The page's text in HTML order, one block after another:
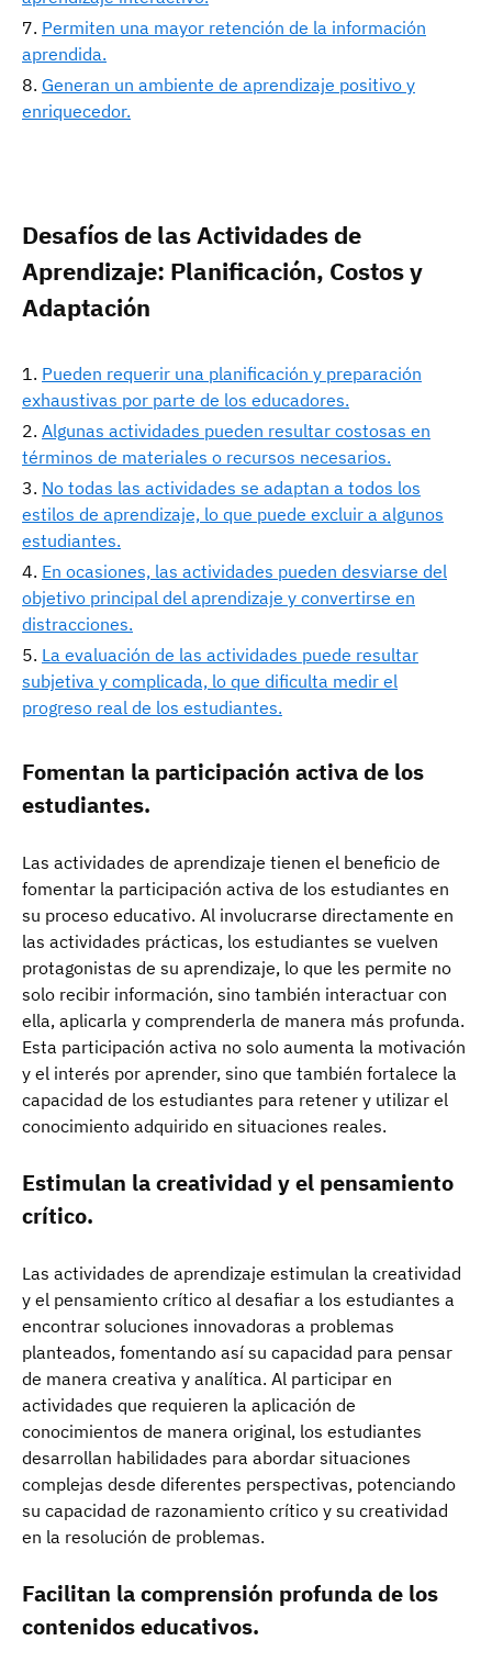
Permiten una mayor retención de la información
aprendida.
Generan un ambiente de aprendizaje positivo y
enriquecedor.
Desafíos de las Actividades de
Aprendizaje: Planificación, Costos y
Adaptación
Pueden requerir una planificación y preparación
exhaustivas por parte de los educadores.
Algunas actividades pueden resultar costosas en
términos de materiales o recursos necesarios.
No todas las actividades se adaptan a todos los
estilos de aprendizaje, lo que puede excluir a algunos
estudiantes.
En ocasiones, las actividades pueden desviarse del
objetivo principal del aprendizaje y convertirse en
distracciones.
La evaluación de las actividades puede resultar
subjetiva y complicada, lo que dificulta medir el
progreso real de los estudiantes.
Fomentan la participación activa de los
estudiantes.
Las actividades de aprendizaje tienen el beneficio de
fomentar la participación activa de los estudiantes en
su proceso educativo. Al involucrarse directamente en
las actividades prácticas, los estudiantes se vuelven
protagonistas de su aprendizaje, lo que les permite no
solo recibir información, sino también interactuar con
ella, aplicarla y comprenderla de manera más profunda.
Esta participación activa no solo aumenta la motivación
y el interés por aprender, sino que también fortalece la
capacidad de los estudiantes para retener y utilizar el
conocimiento adquirido en situaciones reales.
Estimulan la creatividad y el pensamiento
crítico.
Las actividades de aprendizaje estimulan la creatividad
y el pensamiento crítico al desafiar a los estudiantes a
encontrar soluciones innovadoras a problemas
planteados, fomentando así su capacidad para pensar
de manera creativa y analítica. Al participar en
actividades que requieren la aplicación de
conocimientos de manera original, los estudiantes
desarrollan habilidades para abordar situaciones
complejas desde diferentes perspectivas, potenciando
su capacidad de razonamiento crítico y su creatividad
en la resolución de problemas.
Facilitan la comprensión profunda de los
contenidos educativos.